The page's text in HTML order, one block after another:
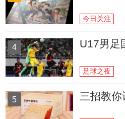
今日关注
4 U17男足
足球之夜
5 三招教